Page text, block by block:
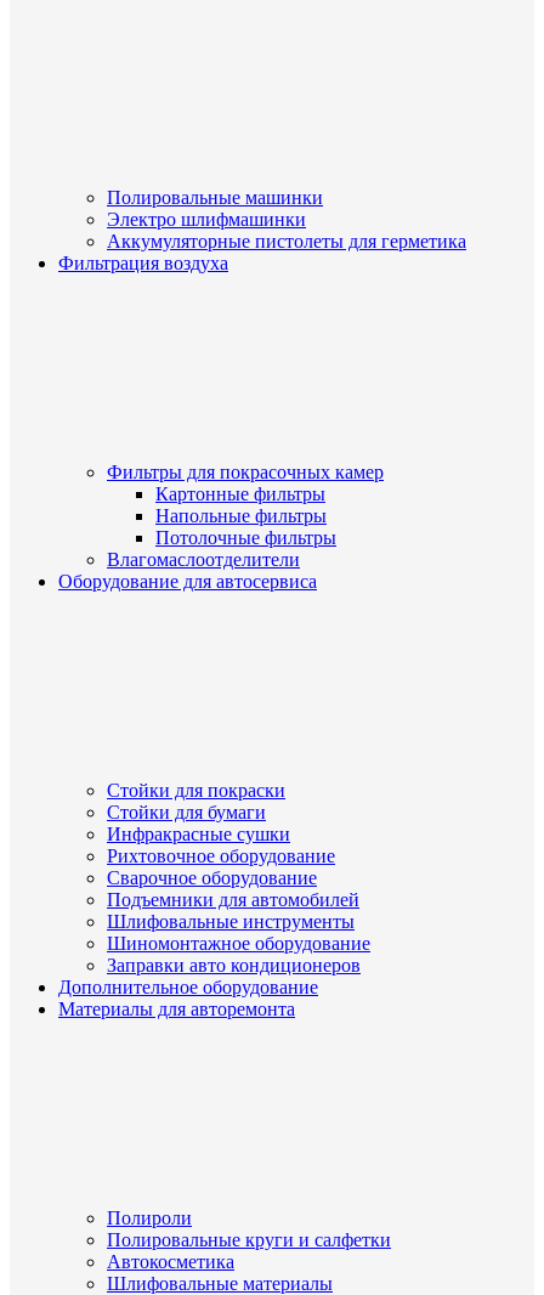
Полировальные машинки
Электро шлифмашинки
Аккумуляторные пистолеты для герметика
Фильтрация воздуха
Фильтры для покрасочных камер
Картонные фильтры
Напольные фильтры
Потолочные фильтры
Влагомаслоотделители
Оборудование для автосервиса
Стойки для покраски
Стойки для бумаги
Инфракрасные сушки
Рихтовочное оборудование
Сварочное оборудование
Подъемники для автомобилей
Шлифовальные инструменты
Шиномонтажное оборудование
Заправки авто кондиционеров
Дополнительное оборудование
Материалы для авторемонта
Полироли
Полировальные круги и салфетки
Автокосметика
Шлифовальные материалы